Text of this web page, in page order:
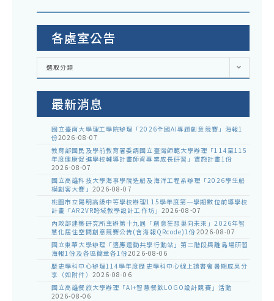
各處室公告
各
室
選取分類
最新消息
國立臺南大學理工學院辦理「2026全國AI專題創意競賽」海報1
份2026-08-07
教育部國民及學前教育署委請國立臺灣師範大學辦理「114至115
年度健康促進學校輔導計畫師資專業成長研習」實施計畫1份
2026-08-07
國立高雄科技大學海事學院造船及海洋工程系辦理「2026學生船
模創客大賽」 2026-08-07
桃園市立陽明高級中等學校辦理115學年度第一學期數位前導學校
計畫「AR2VR跨域教學設計工作坊」 2026-08-07
內政部建築研究所主辦第十九屆「創意狂想巢向未來」2026年智
慧化居住空間創意競賽公告(含海報QRcode)1份2026-08-07
國立東華大學辦理「適應運動共學行動站」第二階段與離島場研習
海報1份及各區簡章各1份2026-08-06
歷史學科中心辦理114學年度歷史學科中心線上讀書會暑期成果分
享（如附件） 2026-08-06
國立高雄餐旅大學辦理「AI+智慧餐飲LOGO設計競賽」活動
2026-08-06